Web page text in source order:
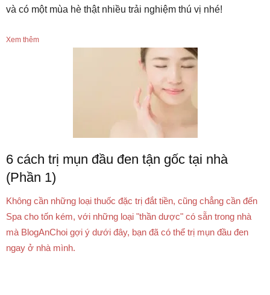
và có một mùa hè thật nhiều trải nghiệm thú vị nhé!
Xem thêm
6 cách trị mụn đầu đen tận gốc tại nhà
(Phần 1)
Không cần những loại thuốc đặc trị đắt tiền, cũng chẳng cần đến
Spa cho tốn kém, với những loại "thần dược" có sẵn trong nhà
mà BlogAnChoi gợi ý dưới đây, bạn đã có thể trị mụn đầu đen
ngay ở nhà mình.